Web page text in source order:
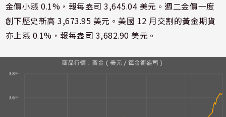
金價小漲 0.1%，報每盎司 3,645.04 美元。週二金價一度
創下歷史新高 3,673.95 美元。美國 12 月交割的黃金期貨
亦上漲 0.1%，報每盎司 3,682.90 美元。